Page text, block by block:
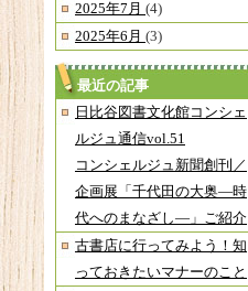
2025年7月 (4)
2025年6月 (3)
最近の記事
日比谷図書文化館コンシェ
ルジュ通信vol.51
コンシェルジュ新聞創刊／
企画展「千代田の大奥―時
代へのまなざし―」ご紹介
古書店に行ってみよう！知
っておきたいマナーのこと